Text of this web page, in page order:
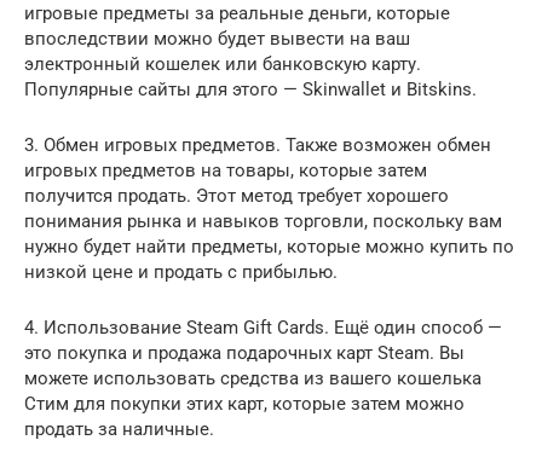
игровые предметы за реальные деньги, которые
впоследствии можно будет вывести на ваш
электронный кошелек или банковскую карту.
Популярные сайты для этого — Skinwallet и Bitskins.
3. Обмен игровых предметов. Также возможен обмен
игровых предметов на товары, которые затем
получится продать. Этот метод требует хорошего
понимания рынка и навыков торговли, поскольку вам
нужно будет найти предметы, которые можно купить по
низкой цене и продать с прибылью.
4. Использование Steam Gift Cards. Ещё один способ —
это покупка и продажа подарочных карт Steam. Вы
можете использовать средства из вашего кошелька
Стим для покупки этих карт, которые затем можно
продать за наличные.